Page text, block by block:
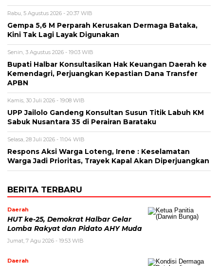
Rabu, 5 Agustus 2026 - 20:37 WIB
Gempa 5,6 M Perparah Kerusakan Dermaga Bataka,
Kini Tak Lagi Layak Digunakan
Senin, 3 Agustus 2026 - 19:03 WIB
Bupati Halbar Konsultasikan Hak Keuangan Daerah ke
Kemendagri, Perjuangkan Kepastian Dana Transfer
APBN
Kamis, 30 Juli 2026 - 19:08 WIB
UPP Jailolo Gandeng Konsultan Susun Titik Labuh KM
Sabuk Nusantara 35 di Perairan Barataku
Selasa, 28 Juli 2026 - 11:04 WIB
Respons Aksi Warga Loteng, Irene : Keselamatan
Warga Jadi Prioritas, Trayek Kapal Akan Diperjuangkan
BERITA TERBARU
Daerah
HUT ke-25, Demokrat Halbar Gelar
Lomba Rakyat dan Pidato AHY Muda
Jumat, 7 Agu 2026 - 19:53 WIB
Daerah